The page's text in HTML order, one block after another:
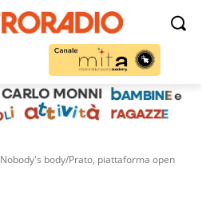
Nobody's body/Prato, piattaforma open